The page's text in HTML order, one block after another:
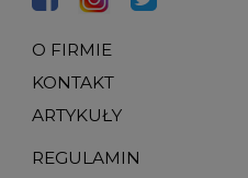
O FIRMIE
KONTAKT
ARTYKUŁY
REGULAMIN